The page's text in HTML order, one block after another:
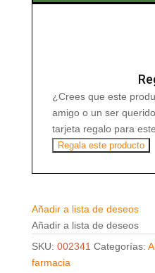
¿Crees que este
amigo o un ser
tarjeta regalo para
Regala este producto
Añadir a lista de deseos
Añadir a lista de deseos
SKU: 002341 Categorías:
farmacia